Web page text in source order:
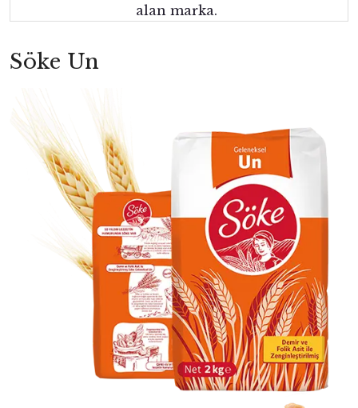
alan marka.
Söke Un